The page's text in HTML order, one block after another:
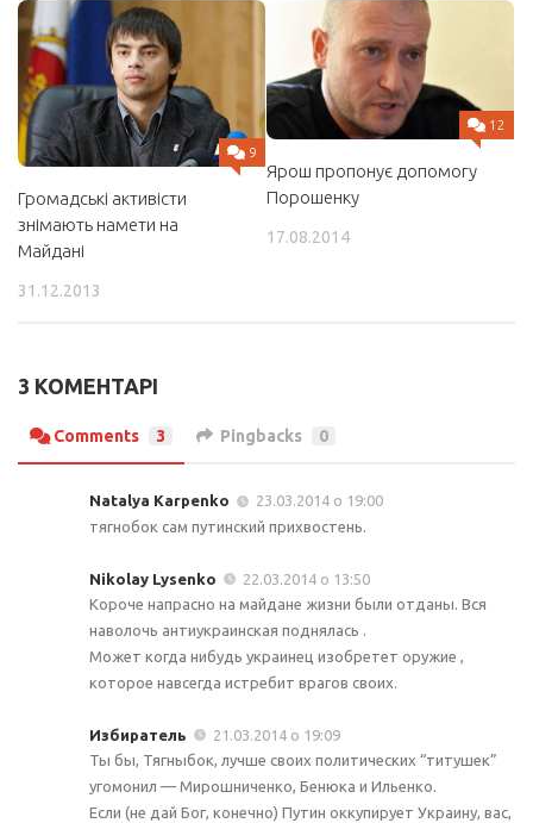
9
Громадські активісти
знімають намети на
Майдані
31.12.2013
12
Ярош пропонує допомогу
Порошенку
17.08.2014
3 КОМЕНТАРІ
Comments 3 Pingbacks 0
Natalya Karpenko
23.03.2014 о 19:00
тягнобок сам путинский прихвостень.
Nikolay Lysenko
22.03.2014 о 13:50
Короче напрасно на майдане жизни были отданы. Вся
наволочь антиукраинская поднялась .
Может когда нибудь украинец изобретет оружие ,
которое навсегда истребит врагов своих.
Избиратель
21.03.2014 о 19:09
Ты бы, Тягныбок, лучше своих политических “титушек”
угомонил — Мирошниченко, Бенюка и Ильенко.
Если (не дай Бог, конечно) Путин оккупирует Украину, вас,